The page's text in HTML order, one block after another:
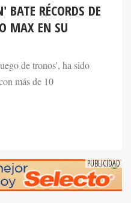
BATE RÉCORDS DE
MAX EN SU
de tronos', ha sido
más de 10